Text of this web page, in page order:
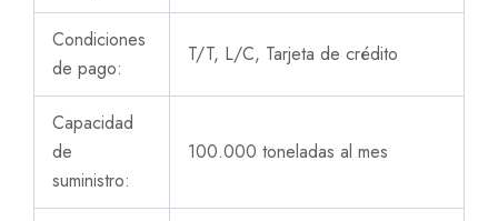
Condiciones
de pago:
T/T, L/C, Tarjeta de crédito
Capacidad
de
suministro:
100.000 toneladas al mes